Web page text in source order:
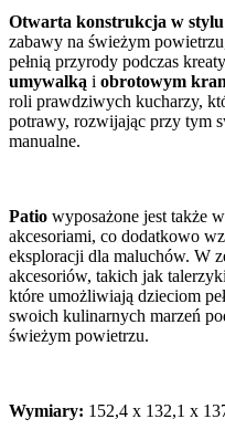
Otwarta konstrukcja w
zabawy na świeżym
pełnią przyrody podczas
umywalką i obrotowym
roli prawdziwych kucharzy,
potrawy, rozwijając przy tym
manualne.
Patio wyposażone jest także
akcesoriami, co dodatkowo
eksploracji dla maluchów. W
akcesoriów, takich jak
które umożliwiają dzieciom
swoich kulinarnych marzeń
świeżym powietrzu.
Wymiary: 152,4 x 132,1 x